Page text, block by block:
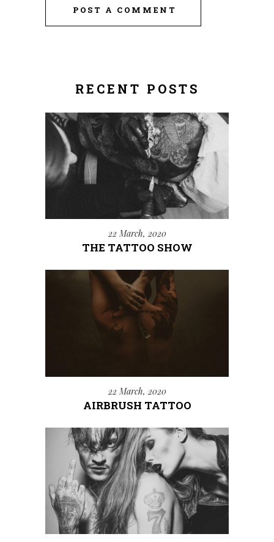
POST A COMMENT
RECENT POSTS
22 March, 2020
THE TATTOO SHOW
22 March, 2020
AIRBRUSH TATTOO